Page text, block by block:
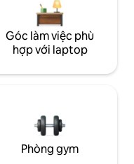
Góc làm việc phù
hợp với laptop
Phòng gym